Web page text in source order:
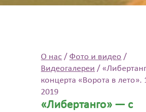
О нас /Фото и видео /
Видеогалереи /
концерта «Ворота в лето».
2019
«Либертанго» — с